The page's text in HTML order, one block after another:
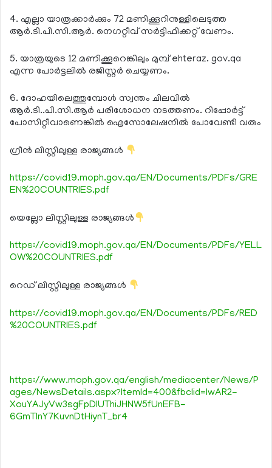
4. എല്ലാ യാത്രക്കാര്‍ക്കും 72 മണിക്കൂറിനുള്ളിലെടുത്ത
ആര്‍.ടി.പി.സി.ആര്‍. നെഗറ്റീവ് സര്‍ട്ടിഫിക്കറ്റ് വേണം.
5. യാത്രയുടെ 12 മണിക്കൂറെങ്കിലും മുമ്പ് ehteraz. gov.qa
എന്ന പോര്‍ട്ടലില്‍ രജിസ്റ്റര്‍ ചെയ്യണം.
6. ദോഹയിലെത്തുമ്പോള്‍ സ്വന്തം ചിലവില്‍
ആര്‍.ടി..പി.സി.ആര്‍ പരിശോധന നടത്തണം. റിപ്പോര്‍ട്ട്
പോസിറ്റീവാണെങ്കില്‍ ഐസോലേഷനില്‍ പോവേണ്ടി വരും
ഗ്രീന്‍ ലിസ്റ്റിലുള്ള രാജ്യങ്ങള്‍
https://covid19.moph.gov.qa/EN/Documents/PDFs/GRE
EN%20COUNTRIES.pdf
യെല്ലോ ലിസ്റ്റിലുള്ള രാജ്യങ്ങള്‍
https://covid19.moph.gov.qa/EN/Documents/PDFs/YELL
OW%20COUNTRIES.pdf
റെഡ് ലിസ്റ്റിലുള്ള രാജ്യങ്ങള്‍
https://covid19.moph.gov.qa/EN/Documents/PDFs/RED
%20COUNTRIES.pdf
https://www.moph.gov.qa/english/mediacenter/News/P
ages/NewsDetails.aspx?ItemId=400&fbclid=IwAR2-
XouYAJyVw3sgFpDlUThiJHNW5fUnEFB-
6GmTInY7KuvnDtHiynT_br4